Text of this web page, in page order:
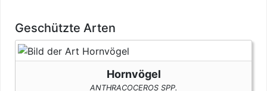
dieser Dokumentenfreiheit ausgenommen.
Geschützte Arten
Hornvögel
ANTHRACOCEROS SPP.